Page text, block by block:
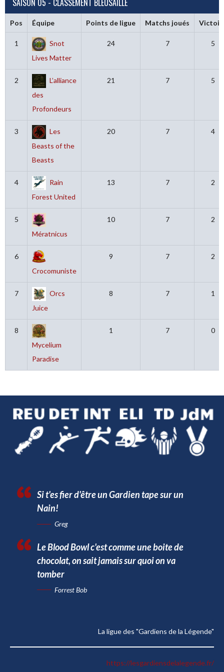
SAISON 05 - CLASSEMENT BLEUSAILLE
Pos Équipe Points de ligue Matchs joués
1
Snot
Lives Matter
24 7 5
2
L’alliance
des
Profondeurs
21 7 5
3
Les
Beasts of the
Beasts
20 7 4
4
Rain
Forest United
13 7 2
5
Mératnicus
10 7 2
6
Crocomuniste
9 7 2
7
Orcs
Juice
8 7 1
8
Mycelium
Paradise
1 7 0
Si t'es fier d'être un Gardien tape sur un
Nain!
Greg
Le Blood Bowl c'est comme une boite de
chocolat, on sait jamais sur quoi on va
tomber
Forrest Bob
La ligue des "Gardiens de la Légende"
https://lesgardiensdelalegende.fr/